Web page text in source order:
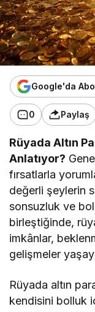
Google'da
0 Paylaş
Rüyada Altın
Anlatıyor?
fırsatlarla
değerli şeylerin
sonsuzluk ve
birleştiğinde,
imkânlar,
gelişmeler
Rüyada altın
kendisini bolluk